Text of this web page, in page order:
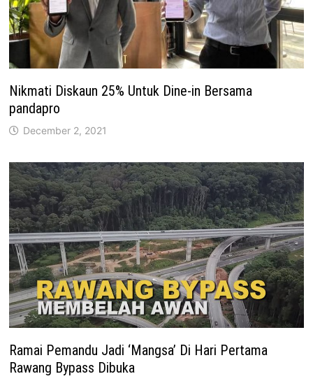
Nikmati Diskaun 25% Untuk Dine-in Bersama
pandapro
December 2, 2021
Ramai Pemandu Jadi ‘Mangsa’ Di Hari Pertama
Rawang Bypass Dibuka